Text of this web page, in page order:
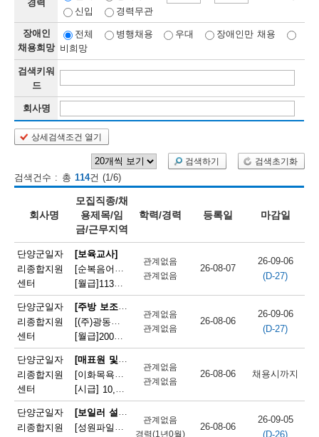
정
미
경력
신입
경력무관
장애인
채용희망
전체 병행채용 우대
장애인만 채용
비희망
검색키워
드
회사명
상세검색조건 열기
검색하기 검색초기화
검색건수 : 총 114건 (1/6)
회사명
모집직종/채
용제목/임
금/근무지역
학력/경력 등록일 마감일
단양군일자
리종합지원
센터
[보육교사]
[순복음어린이집] 순복음어린이집 보육교사(오전보조) 모집
[월급] 113만원
관계없음
관계없음
26-08-07
26-09-06
(D-27)
단양군일자
리종합지원
센터
[주방 보조원]
[(주)광동유통] 세척(설거지) 직원 모집(고속도로휴게소)
[월급] 200만원
관계없음
관계없음
26-08-06
26-09-06
(D-27)
단양군일자
리종합지원
센터
[매표원 및 복권 판매원]
[이화목욕탕찜질방] 이화파크텔 카운터 직원 모집
[시급] 10,320원 |
관계없음
관계없음
26-08-06 채용시까지
단양군일자
리종합지원
[보일러 설치 및 정비원]
[성원파일주식회사]공장 보일러기사 채용 (에너지자격 우대 / 정규직)
관계없음
경력(1년0월)
26-08-06
26-09-05
(D-26)
보
오
등
채
용
정
보
오
늘
마
감